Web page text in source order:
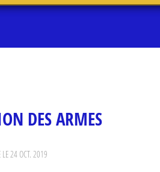
DES ARMES
LE24 OCT. 2019